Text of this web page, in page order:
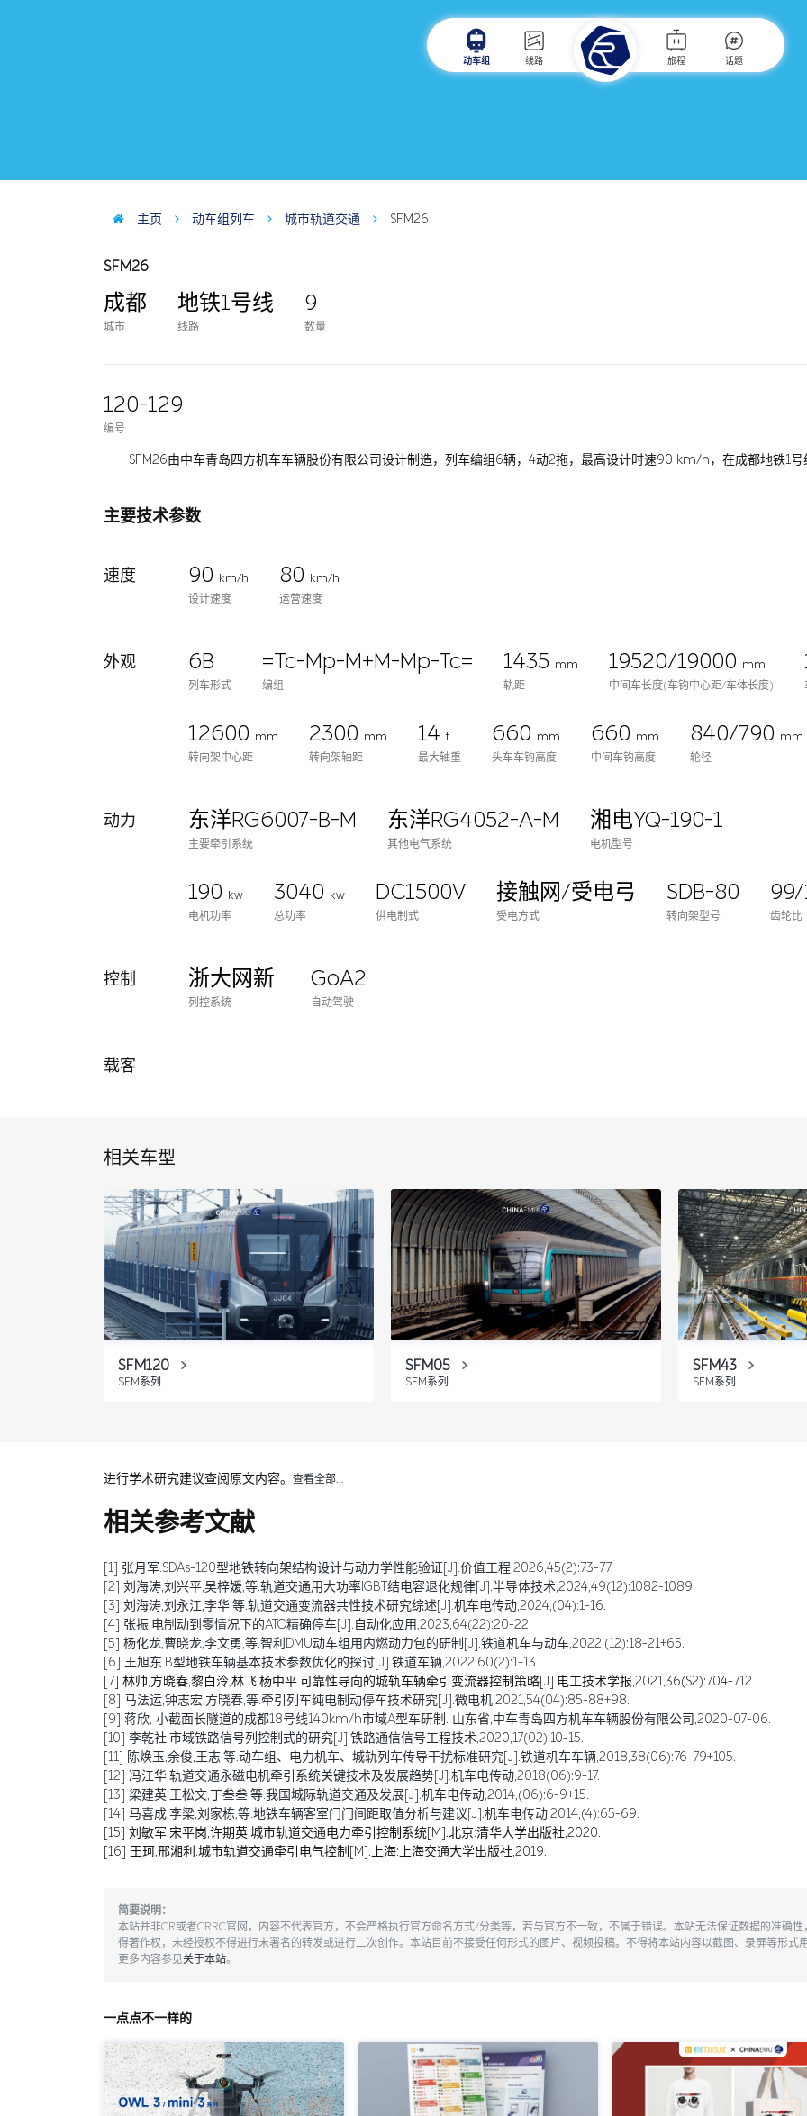
动车组 线路 旅程 话题
主页 动车组列车 城市轨道交通 SFM26
SFM26
成都
城市
地铁1号线
线路
9
数量
120-129
编号
SFM26由中车青岛四方机车车辆股份有限公司设计制造，列车编组6辆，4动2拖，最高设计时速90 km/h，在成都地铁1号
主要技术参数
速度 90 km/h
设计速度
80 km/h
运营速度
外观 6B
列车形式
=Tc-Mp-M+M-Mp-Tc=
编组
1435 mm
轨距
19520/19000 mm
中间车长度(车钩中心距/车体长度)
12600 mm
转向架中心距
2300 mm
转向架轴距
14t
最大轴重
660 mm
头车车钩高度
660 mm
中间车钩高度
840/790 mm
轮径
动力 东洋RG6007-B-M
主要牵引系统
东洋RG4052-A-M
其他电气系统
湘电YQ-190-1
电机型号
190 kw
电机功率
3040 kw
总功率
DC1500V
供电制式
接触网/受电弓
受电方式
SDB-80
转向架型号
99/
齿轮比
控制 浙大网新
列控系统
GoA2
自动驾驶
载客
相关车型
SFM120
SFM系列
SFM05
SFM系列
SFM43
SFM系列
进行学术研究建议查阅原文内容。 查看全部…
相关参考文献
[1] 张月军.SDAs-120型地铁转向架结构设计与动力学性能验证[J].价值工程,2026,45(2):73-77.
[2] 刘海涛,刘兴平,吴梓媛,等.轨道交通用大功率IGBT结电容退化规律[J].半导体技术,2024,49(12):1082-1089.
[3] 刘海涛,刘永江,李华,等.轨道交通变流器共性技术研究综述[J].机车电传动,2024,(04):1-16.
[4] 张振.电制动到零情况下的ATO精确停车[J].自动化应用,2023,64(22):20-22.
[5] 杨化龙,曹晓龙,李文勇,等.智利DMU动车组用内燃动力包的研制[J].铁道机车与动车,2022,(12):18-21+65.
[6] 王旭东.B型地铁车辆基本技术参数优化的探讨[J].铁道车辆,2022,60(2):1-13.
[7] 林帅,方晓春,黎白泠,林飞,杨中平.可靠性导向的城轨车辆牵引变流器控制策略[J].电工技术学报,2021,36(S2):704-712.
[8] 马法运,钟志宏,方晓春,等.牵引列车纯电制动停车技术研究[J].微电机,2021,54(04):85-88+98.
[9] 蒋欣, 小截面长隧道的成都18号线140km/h市域A型车研制. 山东省,中车青岛四方机车车辆股份有限公司,2020-07-06.
[10] 李乾社.市域铁路信号列控制式的研究[J].铁路通信信号工程技术,2020,17(02):10-15.
[11] 陈焕玉,余俊,王志,等.动车组、电力机车、城轨列车传导干扰标准研究[J].铁道机车车辆,2018,38(06):76-79+105.
[12] 冯江华.轨道交通永磁电机牵引系统关键技术及发展趋势[J].机车电传动,2018(06):9-17.
[13] 梁建英,王松文,丁叁叁,等.我国城际轨道交通及发展[J].机车电传动,2014,(06):6-9+15.
[14] 马喜成,李梁,刘家栋,等.地铁车辆客室门门间距取值分析与建议[J].机车电传动,2014,(4):65-69.
[15] 刘敏军,宋平岗,许期英.城市轨道交通电力牵引控制系统[M].北京:清华大学出版社,2020.
[16] 王珂,邢湘利.城市轨道交通牵引电气控制[M].上海:上海交通大学出版社,2019.
简要说明：
本站并非CR或者CRRC官网，内容不代表官方，不会严格执行官方命名方式/分类等，若与官方不一致，不属于错误。本站无法保证数据的准确
得著作权，未经授权不得进行未署名的转发或进行二次创作。本站目前不接受任何形式的图片、视频投稿。不得将本站内容以截图、录屏等形
更多内容参见关于本站。
一点点不一样的